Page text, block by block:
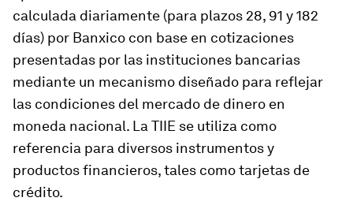
calculada diariamente (para plazos 28, 91 y 182
días) por Banxico con base en cotizaciones
presentadas por las instituciones bancarias
mediante un mecanismo diseñado para reflejar
las condiciones del mercado de dinero en
moneda nacional. La TIIE se utiliza como
referencia para diversos instrumentos y
productos financieros, tales como tarjetas de
crédito.